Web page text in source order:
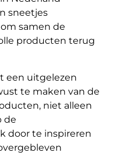
sneetjes
samen de
producten terug
een uitgelezen
te maken van de
niet alleen
de
door te inspireren